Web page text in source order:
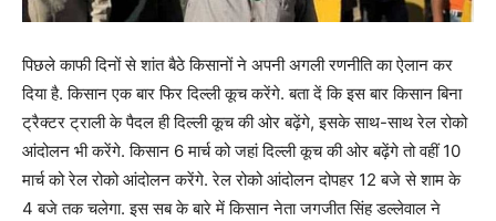
पिछले काफी दिनों से शांत बैठे किसानों ने अपनी अगली रणनीति का ऐलान कर
दिया है. किसान एक बार फिर दिल्ली कूच करेंगे. बता दें कि इस बार किसान बिना
ट्रैक्टर ट्राली के पैदल ही दिल्ली कूच की ओर बढ़ेंगे, इसके साथ-साथ रेल रोको
आंदोलन भी करेंगे. किसान 6 मार्च को जहां दिल्ली कूच की ओर बढ़ेंगे तो वहीं 10
मार्च को रेल रोको आंदोलन करेंगे. रेल रोको आंदोलन दोपहर 12 बजे से शाम के
4 बजे तक चलेगा. इस सब के बारे में किसान नेता जगजीत सिंह डल्लेवाल ने